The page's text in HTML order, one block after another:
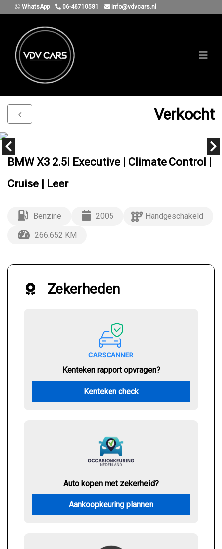
WhatsApp 06-46710581 info@vdvcars.nl
Verkocht
BMW X3 2.5i Executive | Climate Control |
Cruise | Leer
Benzine 2005
Handgeschakeld
266.652 KM
Zekerheden
Kenteken rapport opvragen?
Kenteken check
Auto kopen met zekerheid?
Aankoopkeuring plannen